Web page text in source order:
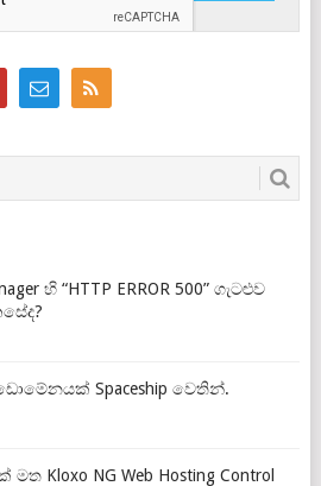
හි “HTTP ERROR 500” ගැටළුව
Spaceship වෙතින්.
මත Kloxo NG Web Hosting Control